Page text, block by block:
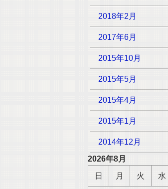
2018年2月
2017年6月
2015年10月
2015年5月
2015年4月
2015年1月
2014年12月
2026年8月
日
月 火 水